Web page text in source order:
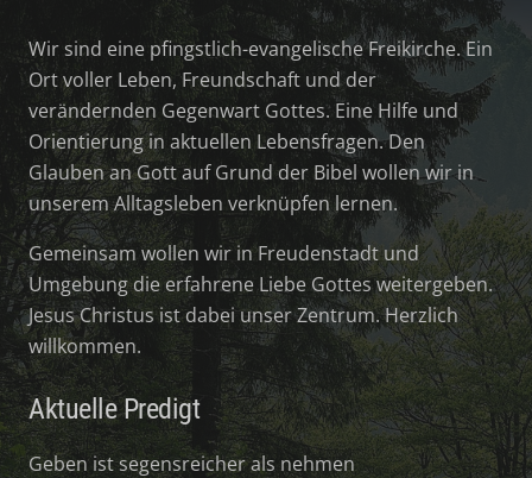
Wir sind eine pfingstlich-evangelische Freikirche. Ein
Ort voller Leben, Freundschaft und der
verändernden Gegenwart Gottes. Eine Hilfe und
Orientierung in aktuellen Lebensfragen. Den
Glauben an Gott auf Grund der Bibel wollen wir in
unserem Alltagsleben verknüpfen lernen.
Gemeinsam wollen wir in Freudenstadt und
Umgebung die erfahrene Liebe Gottes weitergeben.
Jesus Christus ist dabei unser Zentrum. Herzlich
willkommen.
Aktuelle Predigt
Geben ist segensreicher als nehmen